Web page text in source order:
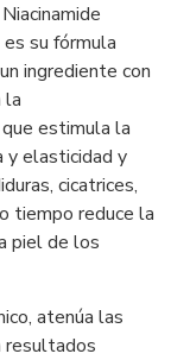
su fórmula
ingrediente con
la
estimula la
y elasticidad y
cicatrices,
tiempo reduce la
piel de los
atenúa las
resultados